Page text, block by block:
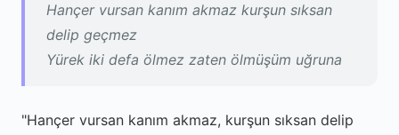
Hançer vursan kanım akmaz kurşun sıksan
delip geçmez
Yürek iki defa ölmez zaten ölmüşüm uğruna
"Hançer vursan kanım akmaz, kurşun sıksan delip